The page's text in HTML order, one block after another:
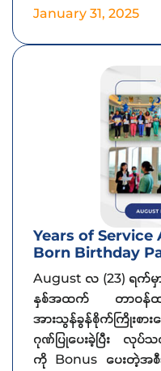
January 31, 2025
Years of
Born Birthday
August လ (23) ရက်မှ
နှစ်အထက် တာဝန်ထ
အားသွန်ခွန်စိုက်ကြိုးစ
ဂုဏ်ပြုပေးခဲ့ပြီး လုပ်
ကို Bonus ပေးတဲ့အစီ